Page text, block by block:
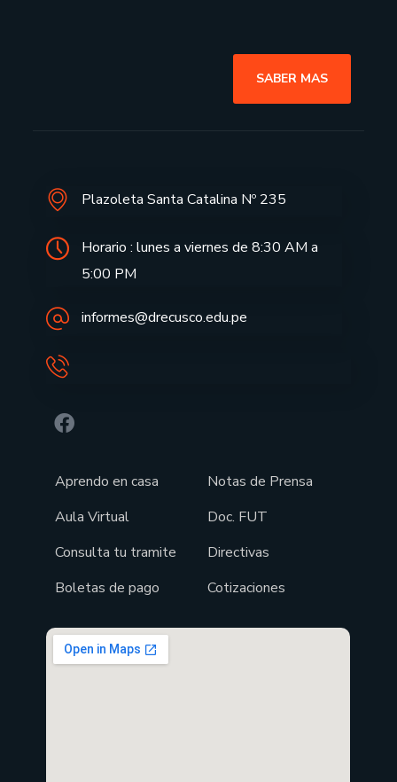
SABER MAS
Plazoleta Santa Catalina Nº 235
Horario : lunes a viernes de 8:30 AM a
5:00 PM
informes@drecusco.edu.pe
Aprendo en casa
Aula Virtual
Consulta tu tramite
Boletas de pago
Notas de Prensa
Doc. FUT
Directivas
Cotizaciones